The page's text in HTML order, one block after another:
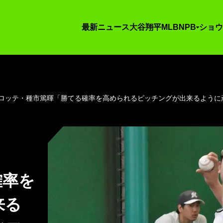
最新ニュース大谷翔平MLB NPB ショ
ッテ・種市篤暉「勝てる確率を高められるピッチングが出来るよう
を